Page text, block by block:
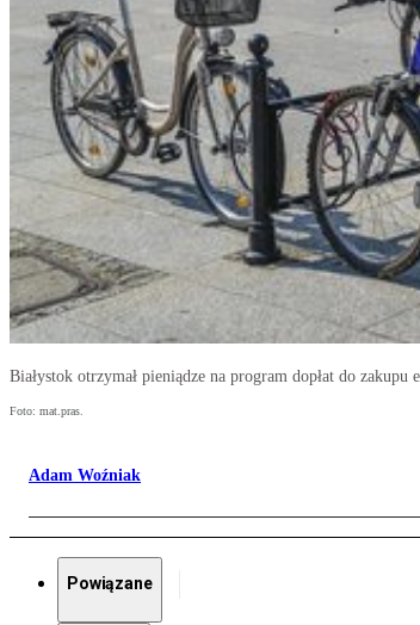
Białystok otrzymał pieniądze na program dopłat do
Foto: mat.pras.
Adam Woźniak
Powiązane